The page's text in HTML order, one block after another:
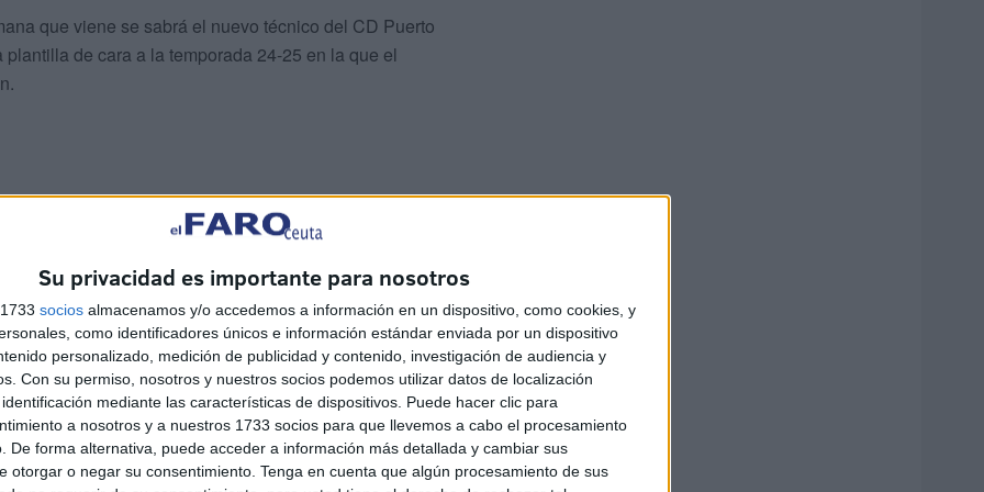
Su privacidad es importante para nosotros
socios almacenamos y/o accedemos a información en un dispositivo, como cookies, y
como identificadores únicos e información estándar enviada por un dispositivo
personalizado, medición de publicidad y contenido, investigación de audiencia y
Con su permiso, nosotros y nuestros socios podemos utilizar datos de localización
mediante las características de dispositivos. Puede hacer clic para
a nosotros y a nuestros 1733 socios para que llevemos a cabo el procesamiento
De forma alternativa, puede acceder a información más detallada y cambiar sus
otorgar o negar su consentimiento. Tenga en cuenta que algún procesamiento de sus
que viene se sabrá el nuevo técnico del CD Puerto
de cara a la temporada 24-25 en la que el
el seno del club puesto que ha sido un entrenador
técnico llevó a la gloria al CD Puerto, campeón
y clasificándolo a la Copa de España con los